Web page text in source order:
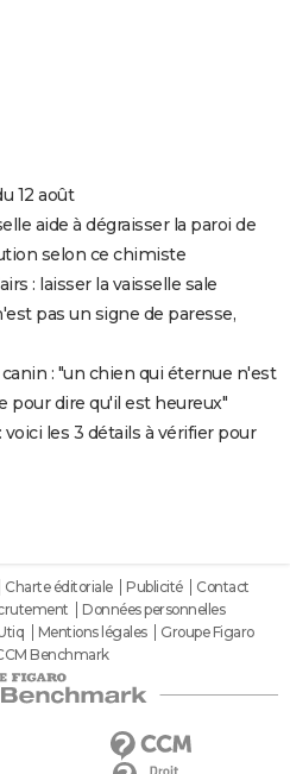
12 août
aide à dégraisser la paroi de
selon ce chimiste
: laisser la vaisselle sale
pas un signe de paresse,
: "un chien qui éternue n'est
pour dire qu'il est heureux"
les 3 détails à vérifier pour
Charte éditoriale Publicité
Contact
Données personnelles
Mentions légales
Groupe Figaro
Benchmark